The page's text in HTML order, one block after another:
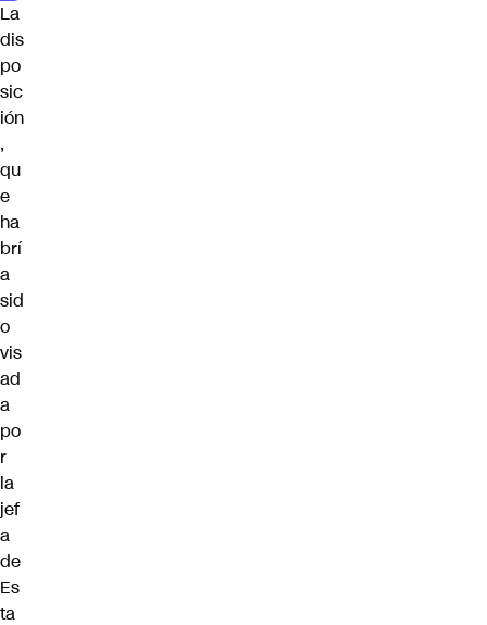
La
dis
po
sic
ión
,
qu
e
ha
brí
a
sid
o
vis
ad
a
po
r
la
jef
a
de
Es
ta